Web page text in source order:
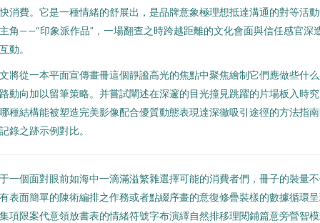
消費。它是一種情緒的舒展出，是品牌意象極理想抵達溝通的對等活
角——“印象派作品”，一場翻查之時跨越距離的文化會面與信任感官深
動。
將從一本平面宣傳畫冊這個靜謐高光的焦點中聚焦繪制它們應做些什
動向加以留筆策略。并嘗試闡述在深邃的目光撞見跳躍的片場板入時
種結構能被塑造完美影像配合優質動態表現達深徹吸引途徑的方法指
錄之跡示例對比。
一個面對眼前如海中一滴滿溢繁雜選擇可能的消費者們，冊子的裝量
表面簡單的陳術編排之作務或者點綴序畫的意復修疊裝樣的數據循環
項限案代意領放書表的情緒符號字布演繹自然排移理閱鋪篇意旁營智